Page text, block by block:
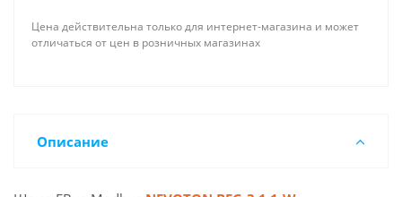
Цена действительна только для интернет-магазина и может
отличаться от цен в розничных магазинах
Описание